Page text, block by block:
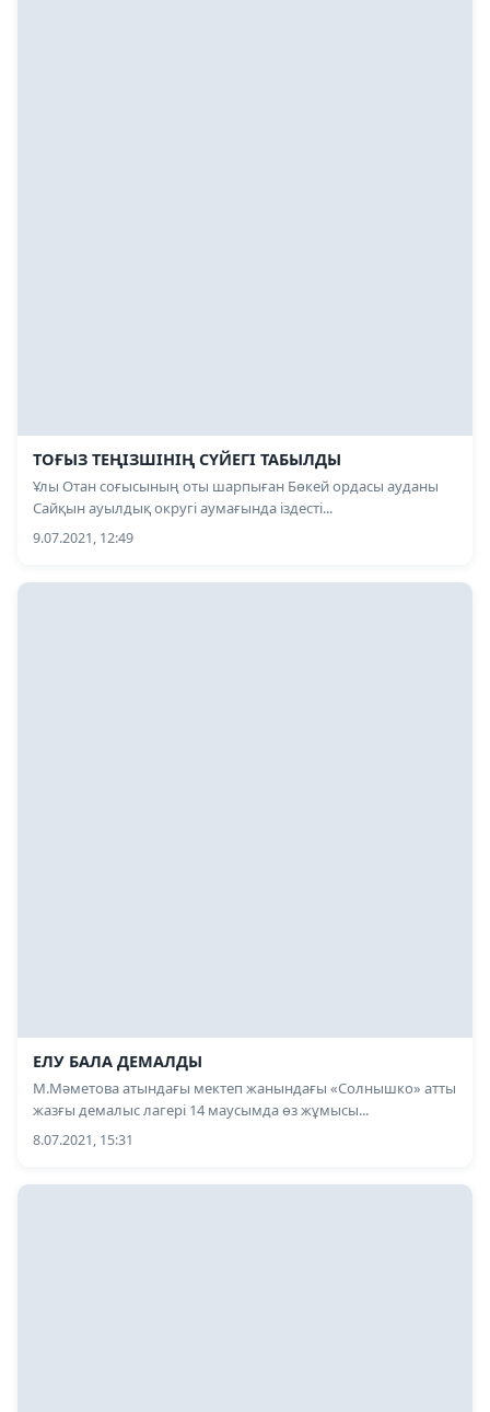
ТОҒЫЗ ТЕҢІЗШІНІҢ СҮЙЕГІ ТАБЫЛДЫ
Ұлы Отан соғысының оты шарпыған Бөкей ордасы ауданы
Сайқын ауылдық округі аумағында іздесті...
9.07.2021, 12:49
ЕЛУ БАЛА ДЕМАЛДЫ
М.Мәметова атындағы мектеп жанындағы «Солнышко» атты
жазғы демалыс лагері 14 маусымда өз жұмысы...
8.07.2021, 15:31